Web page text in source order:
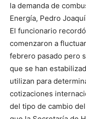
la demanda de
Energía, Pedro
El funcionario
comenzaron a
febrero pasado pero
que se han
utilizan para
cotizaciones
del tipo de cambio